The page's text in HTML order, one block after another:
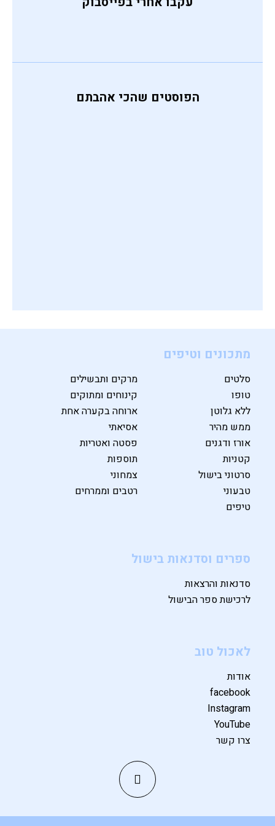
הפוסטים שהכי אהבתם
מתכונים וטיפים
סלטים
מרקים ותבשילים
טופו
קינוחים ומתוקים
ללא גלוטן
ארוחה בקערה אחת
ממש מהיר
אסיאתי
אורז ודגנים
פסטה ואטריות
קטניות
תוספות
סרטוני בישול
צמחוני
טבעוני
רטבים וממרחים
טיפים
ספרים וסדנאות בישול
סדנאות והרצאות
לרכישת ספר הבישול
לאכול טוב
אודות
facebook
Instagram
YouTube
צרו קשר